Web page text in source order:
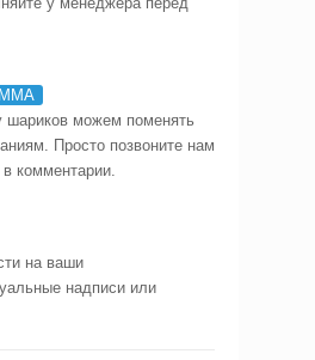
шариков можем поменять
Просто позвоните нам
комментарии.
на ваши
надписи или